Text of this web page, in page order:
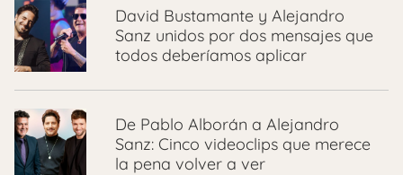
David Bustamante y Alejandro
Sanz unidos por dos mensajes que
todos deberíamos aplicar
De Pablo Alborán a Alejandro
Sanz: Cinco videoclips que merece
la pena volver a ver